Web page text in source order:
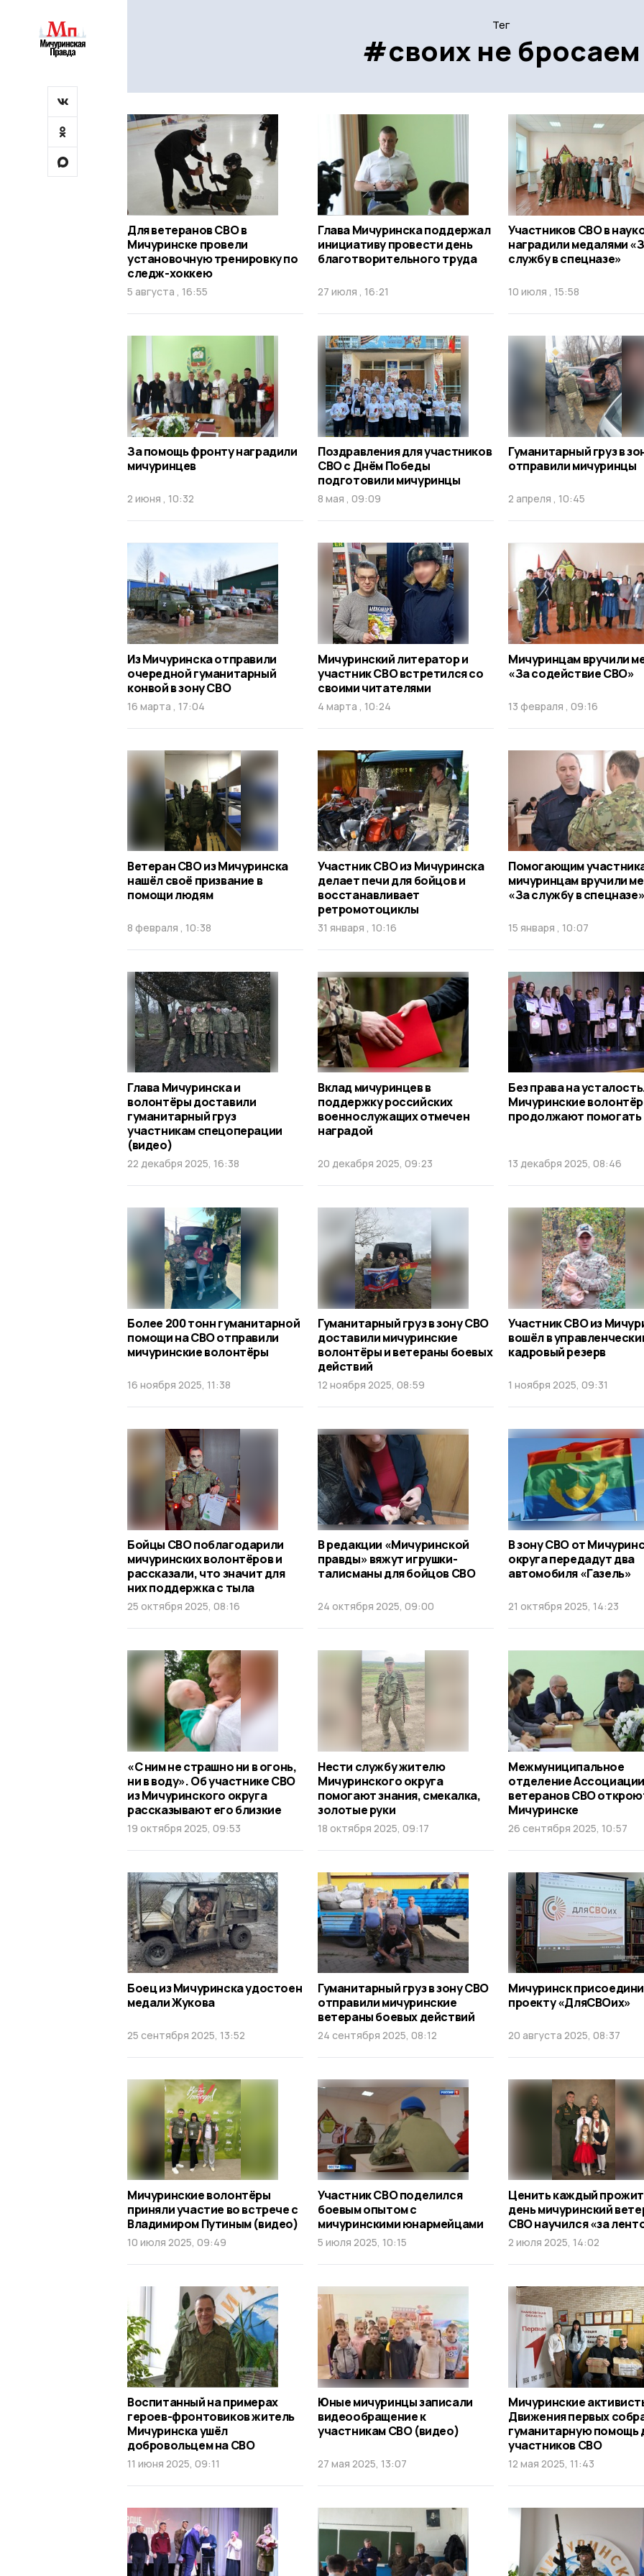
Тег
#своих не бросаем
Для ветеранов СВО в
Мичуринске провели
установочную тренировку по
следж-хоккею
5 августа , 16:55
Глава Мичуринска поддержал
инициативу провести день
благотворительного труда
27 июля , 16:21
Участников СВО в
наградили медалями
службу в спецназе»
10 июля , 15:58
За помощь фронту наградили
мичуринцев
2 июня , 10:32
Поздравления для участников
СВО с Днём Победы
подготовили мичуринцы
8 мая , 09:09
Гуманитарный груз в
отправили мичуринцы
2 апреля , 10:45
Из Мичуринска отправили
очередной гуманитарный
конвой в зону СВО
16 марта , 17:04
Мичуринский литератор и
участник СВО встретился со
своими читателями
4 марта , 10:24
Мичуринцам вручили
«За содействие СВО»
13 февраля , 09:16
Ветеран СВО из Мичуринска
нашёл своё призвание в
помощи людям
8 февраля , 10:38
Участник СВО из Мичуринска
делает печи для бойцов и
восстанавливает
ретромотоциклы
31 января , 10:16
Помогающим
мичуринцам вручили
«За службу в
15 января , 10:07
Глава Мичуринска и
волонтёры доставили
гуманитарный груз
участникам спецоперации
(видео)
22 декабря 2025, 16:38
Вклад мичуринцев в
поддержку российских
военнослужащих отмечен
наградой
20 декабря 2025, 09:23
Без права на
Мичуринские
продолжают помогать
13 декабря 2025, 08:46
Более 200 тонн гуманитарной
помощи на СВО отправили
мичуринские волонтёры
16 ноября 2025, 11:38
Гуманитарный груз в зону СВО
доставили мичуринские
волонтёры и ветераны боевых
действий
12 ноября 2025, 08:59
Участник СВО из
вошёл в
кадровый резерв
1 ноября 2025, 09:31
Бойцы СВО поблагодарили
мичуринских волонтёров и
рассказали, что значит для
них поддержка с тыла
25 октября 2025, 08:16
В редакции «Мичуринской
правды» вяжут игрушки-
талисманы для бойцов СВО
24 октября 2025, 09:00
В зону СВО от
округа передадут два
автомобиля «Газель»
21 октября 2025, 14:23
«С ним не страшно ни в огонь,
ни в воду». Об участнике СВО
из Мичуринского округа
рассказывают его близкие
19 октября 2025, 09:53
Нести службу жителю
Мичуринского округа
помогают знания, смекалка,
золотые руки
18 октября 2025, 09:17
Межмуниципальное
отделение Ассоциации
ветеранов СВО
Мичуринске
26 сентября 2025, 10:57
Боец из Мичуринска удостоен
медали Жукова
25 сентября 2025, 13:52
Гуманитарный груз в зону СВО
отправили мичуринские
ветераны боевых действий
24 сентября 2025, 08:12
Мичуринск
проекту «ДляСВОих»
20 августа 2025, 08:37
Мичуринские волонтёры
приняли участие во встрече с
Владимиром Путиным (видео)
10 июля 2025, 09:49
Участник СВО поделился
боевым опытом с
мичуринскими юнармейцами
5 июля 2025, 10:15
Ценить каждый
день мичуринский
СВО научился «за
2 июля 2025, 14:02
Воспитанный на примерах
героев-фронтовиков житель
Мичуринска ушёл
добровольцем на СВО
11 июня 2025, 09:11
Юные мичуринцы записали
видеообращение к
участникам СВО (видео)
27 мая 2025, 13:07
Мичуринские
Движения первых
гуманитарную помощь
участников СВО
12 мая 2025, 11:43